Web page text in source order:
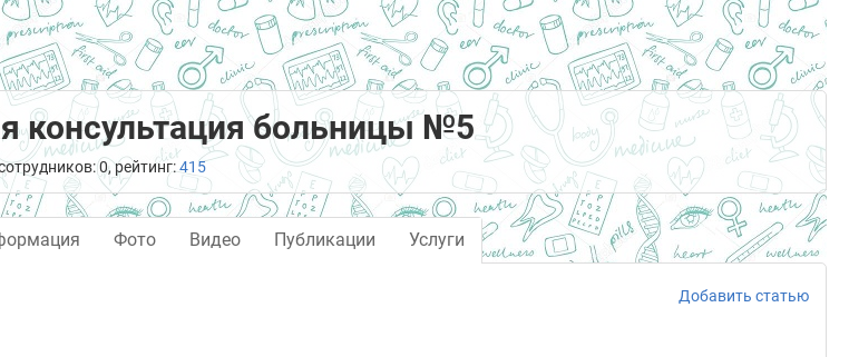
консультация больницы №5
0, рейтинг:415
Фото Видео Публикации Услуги
Добавить статью